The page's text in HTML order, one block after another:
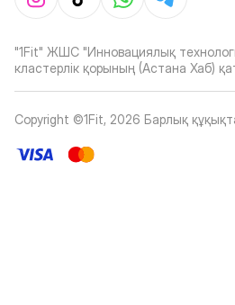
"1Fit" ЖШС "Инновациялық
кластерлік қорының (Астана Хаб)
Copyright ©1Fit, 2026 Барлық